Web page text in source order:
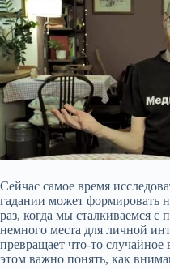
Сейчас самое время
гадании может формировать
раз, когда мы сталкиваемся с
немного места для личной
превращает что-то
этом важно понять, как